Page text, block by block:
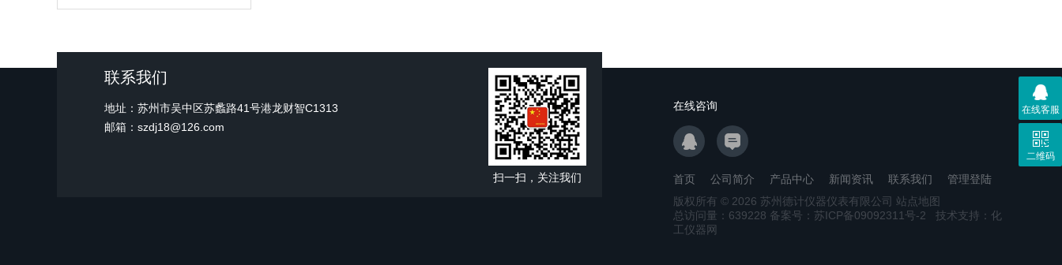
联系我们
地址：苏州市吴中区苏蠡路41号港龙财智C1313
邮箱：szdj18@126.com
扫一扫，关注我们
在线咨询
首页 公司简介 产品中心 新闻资讯 联系我们
管理登陆
版权所有 © 2026 苏州德计仪器仪表有限公司 站点地图
总访问量： 639228 备案号：苏ICP备09092311号-2 技术支持： 化
工仪器网
在线客服
二维码